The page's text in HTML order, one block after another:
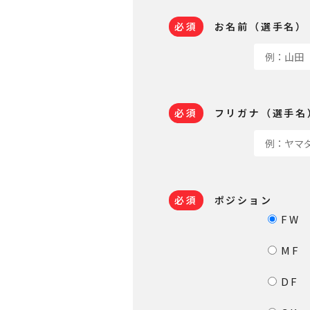
必須 お名前（選手名）
必須 フリガナ（選手名
必須 ポジション
FW
MF
DF